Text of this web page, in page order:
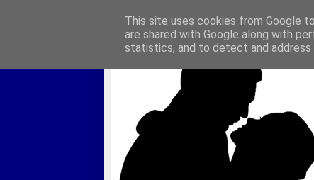
This site uses cookies from Google
are shared with Google along with
statistics, and to detect and address